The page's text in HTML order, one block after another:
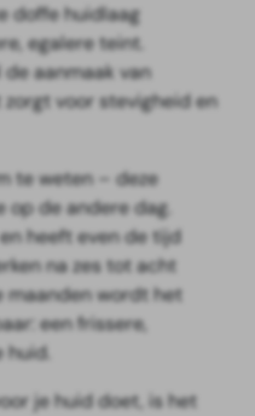
doffe huidlaag
egalere teint.
aanmaak van
voor stevigheid en
te weten – deze
op de andere dag.
heeft even de tijd
na zes tot acht
maanden wordt het
een frissere,
huid.
je huid doet, is het